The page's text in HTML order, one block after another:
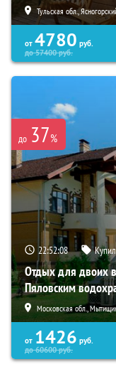
Тульская обл.,
от 4780 руб.
до57400руб.
до 37%
22:52:06
Отдых для двоих
Пяловским
Московская обл.,
от 1426 руб.
до60600руб.